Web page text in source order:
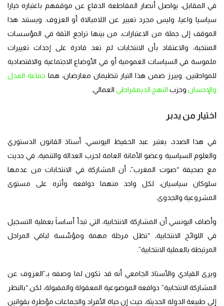
في المقابل، يواصل أنصار المقاطعة الدفاع عن موقفهم باعتباره خيارا
سياسيا واعيا، وليس مجرد تعبير عن اللامبالاة أو العزوف. ويستند هذا
الموقف إلى جملة من الاعتبارات، من بينها تراجع الثقة في المؤسسات
المنتخبة، والاعتقاد بأن الانتخابات لم تعد قادرة على إحداث تغييرات
ملموسة في السياسات العمومية أو في الأوضاع الاجتماعية والاقتصادية
للمواطنين. ويبرز ضمن هذا التيار تنظيمان معارضان، هما جماعة العدل
والإحسان وحزب النهج الديمقراطي العمالي.
اختيار من يدبر
في هذا الصدد، يعتبر عبد الحفيظ اليونسي، أستاذ القانون الدستوري
والعلوم السياسية وعضو الأمانة العامة لحزب العدالة والتنمية، في حديث
مع صحيفة “صوت المغرب”، أن المشاركة في الانتخابات من عدمها
سلوكان سياسيان، لكل واحد منهما دوافعه وأثره على مستوى
المشروعية والجدوى.
وأضاف اليونسي أن المشاركة الانتخابية، التي تبدأ أساساً بعملية التسجيل
في اللوائح الانتخابية، “تظل مرحلة مهمة ومؤسِّسة لباقي المراحل
المرتبطة بالعملية الانتخابية”.
ويرى القيادي والأستاذ الجامعي أنه قد تكون لما وصفه بـ”العزوف عن
المشاركة الانتخابية” دوافعه الموضوعية المعقولة والمقبولة، لكن “بالنظر
إلى طبيعة الدولة الحديثة، حيث إن حياة الأفراد والجماعات مؤطرة بقوانين